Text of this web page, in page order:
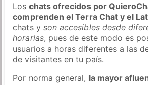
Loschats ofrecidos por
comprenden el Terra Chat y el
chats yson accesibles desde
horarias, pues de este modo es
usuarios a horas diferentes a las
de visitantes en tu país.
Por norma general, la mayor